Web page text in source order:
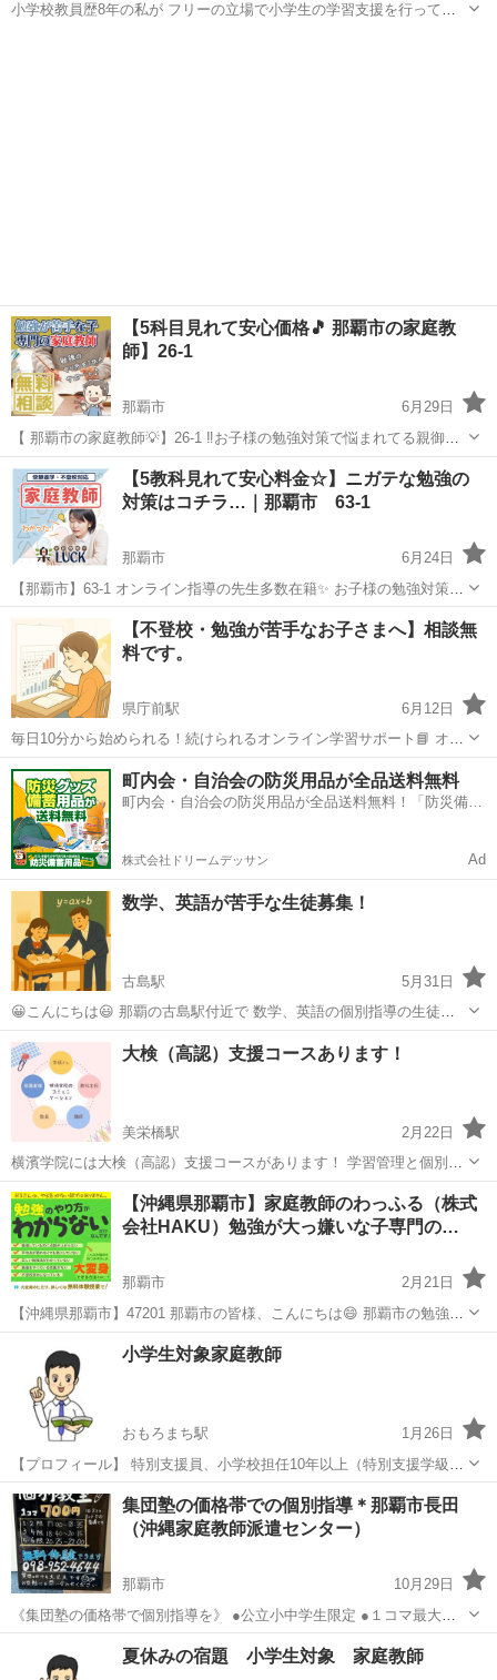
小学校教員歴8年の私が フリーの立場で小学生の学習支援を行ってい
【5科目見れて安心価格🎵 那覇市の家庭教
師】26-1
那覇市
6月29日
【 那覇市の家庭教師💡】26-1 ‼️お子様の勉強対策で悩まれてる親御様
へ‼️ オンライン指導の先生も多数在籍✨ ◯スマホばかりで勉強しな
い ◯塾に通わせたけど成果が出ない ◯家庭教師に通わせたいけど料金
が高...
沖縄 那覇市 家庭教師
【5教科見れて安心料金☆】ニガテな勉強の
対策はコチラ…｜那覇市 63-1
那覇市
6月24日
【那覇市】63-1 オンライン指導の先生多数在籍✨ お子様の勉強対策で
悩まれてる親御様へ✉️ 「スマホばかりで勉強しない」「塾に通わせた
けど成果が出ない」 「家庭教師に通わせたいけど料金が高い」「個人
契約は先生と...
家庭教師 先生
【不登校・勉強が苦手なお子さまへ】相談無
料です。
県庁前駅
6月12日
毎日10分から始められる！続けられるオンライン学習サポート📘 オン
ライン塾 の 沖縄学習育成ゼミ 学びエールです。 「塾は合わなかっ
た」 「やる気が出ない・続かない」 「部活で時間がバラバラ」 「集
団が苦手」 そん...
沖縄 那覇市 県庁前駅 家庭教師 オンライン
町内会・自治会の防災用品が全品送料無料
町内会・自治会の防災用品が全品送料無料！「防災備蓄
株式会社ドリームデッサン Ad
数学、英語が苦手な生徒募集！
古島駅
5月31日
😀こんにちは😃 那覇の古島駅付近で 数学、英語の個別指導の生徒を
募集してます。 小さな個人塾です。 数学や英語が苦手な生徒と、 分
からなくなったところから 少しずつコツコツと頑張っていきます。 質
問しやすいように、 ...
沖縄 古島駅 塾
大検（高認）支援コースあります！
美栄橋駅
2月22日
横濱学院には大検（高認）支援コースがあります！ 学習管理と個別指
導、管理自習の組み合わせで回り道が、 なんと飛び級ショートカット
に変わる可能性もあります！ 大検合格～難関大受験合格指導まで対応
可能！ 参考サイトより 「...
沖縄 那覇市 美栄橋駅 塾 先生
【沖縄県那覇市】家庭教師のわっふる（株式
会社HAKU）勉強が大っ嫌いな子専門の…
那覇市
2月21日
【沖縄県那覇市】47201 那覇市の皆様、こんにちは😄 那覇市の勉強が
大っ嫌いな子専門の家庭教師のわっふるです❗ 今すぐ詳しい情報が知り
たい方はこちらから↓ https://study-co.jp/waffle/...
受験
小学生対象家庭教師
おもろまち駅
1月26日
【プロフィール】 特別支援員、小学校担任10年以上（特別支援学級担
任の経験有り）。教師を辞めた現在も、子ども向けの運動教室や、子
どもたちと関わる仕事に就いています(^^) これまで培ってきた経験を
活かし、子どもの「苦手」...
沖縄 那覇市 おもろまち駅 家庭教師 小学
集団塾の価格帯での個別指導＊那覇市長田
（沖縄家庭教師派遣センター）
那覇市
10月29日
《集団塾の価格帯で個別指導を》 ●公立小中学生限定 ●１コマ最大３
名の少人数 那覇市長田に教室をオープンしました(^^) ＊＊＊＊＊＊＊
＊＊＊＊＊＊＊ １コマ700円（税別）で１日２コマ連続での指導...
那覇市 コマ
夏休みの宿題 小学生対象 家庭教師